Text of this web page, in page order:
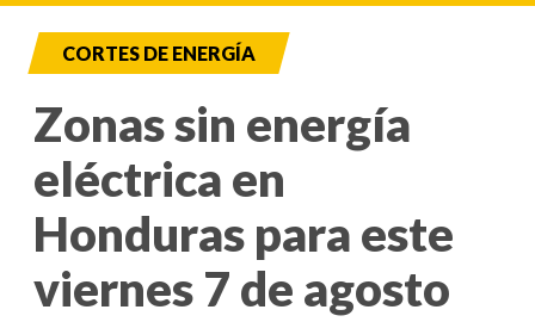
CORTES DE ENERGÍA
Zonas sin energía
eléctrica en
Honduras para este
viernes 7 de agosto